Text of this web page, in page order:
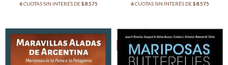
6CUOTAS SIN INTERÉS DE$8.575 6CUOTAS SIN INTERÉS DE$8.575